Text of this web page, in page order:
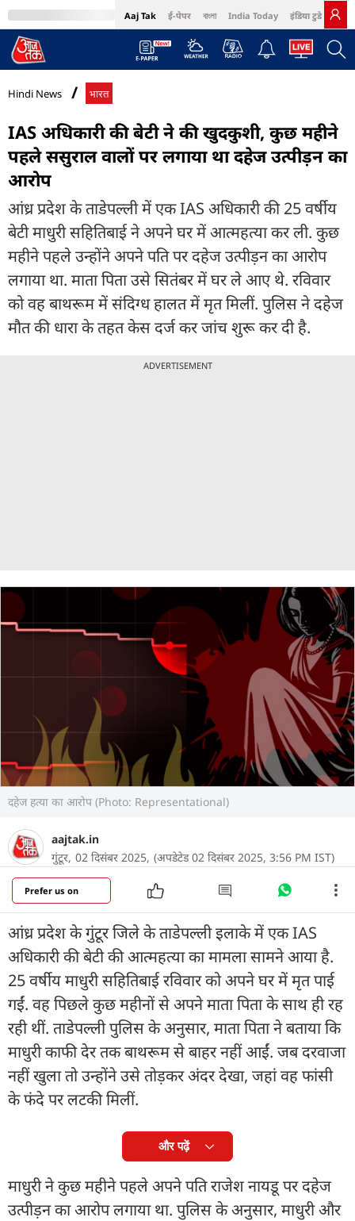
Aaj Tak ई-पेपर বাংলা India Today इंडिया टुडे हिंदी
MumbaiTak Cosmopolitan Harper's Bazaar Northeast
Hindi News भारत
IAS अधिकारी की बेटी ने की खुदकुशी, कुछ महीने
पहले ससुराल वालों पर लगाया था दहेज उत्पीड़न का
आरोप
आंध्र प्रदेश के ताडेपल्ली में एक IAS अधिकारी की 25 वर्षीय
बेटी माधुरी सहितिबाई ने अपने घर में आत्महत्या कर ली. कुछ
महीने पहले उन्होंने अपने पति पर दहेज उत्पीड़न का आरोप
लगाया था. माता पिता उसे सितंबर में घर ले आए थे. रविवार
को वह बाथरूम में संदिग्ध हालत में मृत मिलीं. पुलिस ने दहेज
मौत की धारा के तहत केस दर्ज कर जांच शुरू कर दी है.
ADVERTISEMENT
दहेज हत्या का आरोप (Photo: Representational)
aajtak.in
गुंटूर, 02 दिसंबर 2025, (अपडेटेड 02 दिसंबर 2025, 3:56 PM IST)
Prefer us on
आंध्र प्रदेश के गुंटूर जिले के ताडेपल्ली इलाके में एक IAS
अधिकारी की बेटी की आत्महत्या का मामला सामने आया है.
25 वर्षीय माधुरी सहितिबाई रविवार को अपने घर में मृत पाई
गईं. वह पिछले कुछ महीनों से अपने माता पिता के साथ ही रह
रही थीं. ताडेपल्ली पुलिस के अनुसार, माता पिता ने बताया कि
माधुरी काफी देर तक बाथरूम से बाहर नहीं आईं. जब दरवाजा
नहीं खुला तो उन्होंने उसे तोड़कर अंदर देखा, जहां वह फांसी
के फंदे पर लटकी मिलीं.
और पढ़ें
माधुरी ने कुछ महीने पहले अपने पति राजेश नायडू पर दहेज
उत्पीड़न का आरोप लगाया था. पुलिस के अनुसार, माधुरी और